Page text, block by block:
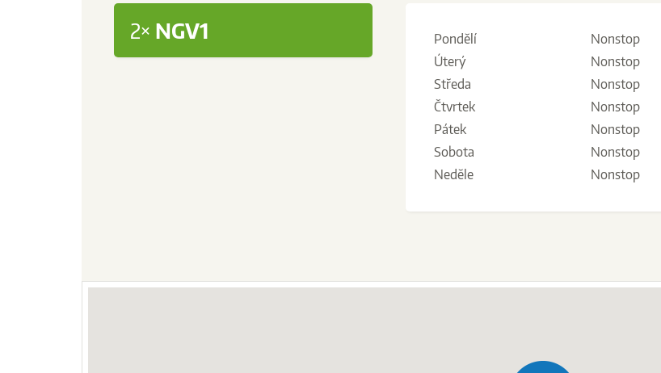
2× NGV1 Pondělí
Nonstop
Úterý
Nonstop
Středa
Nonstop
Čtvrtek
Nonstop
Pátek
Nonstop
Sobota
Nonstop
Neděle
Nonstop